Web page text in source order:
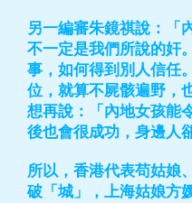
另一編審朱鏡祺說：「
不一定是我們所說的奸
事，如何得到別人信任
位，就算不屍骸遍野，
想再說：「內地女孩能
後也會很成功，身邊人
所以，香港代表苟姑娘
破「城」，上海姑娘方